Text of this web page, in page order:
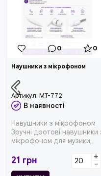
0 0
Наушники з мікрофоном
Артикул: MT-772
В наявності
Навушники з мікрофоном
Зручні дротові навушники
мікрофоном для музики,
21 грн +
-